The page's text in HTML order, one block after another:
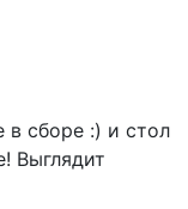
в сборе :) и стол
Выглядит